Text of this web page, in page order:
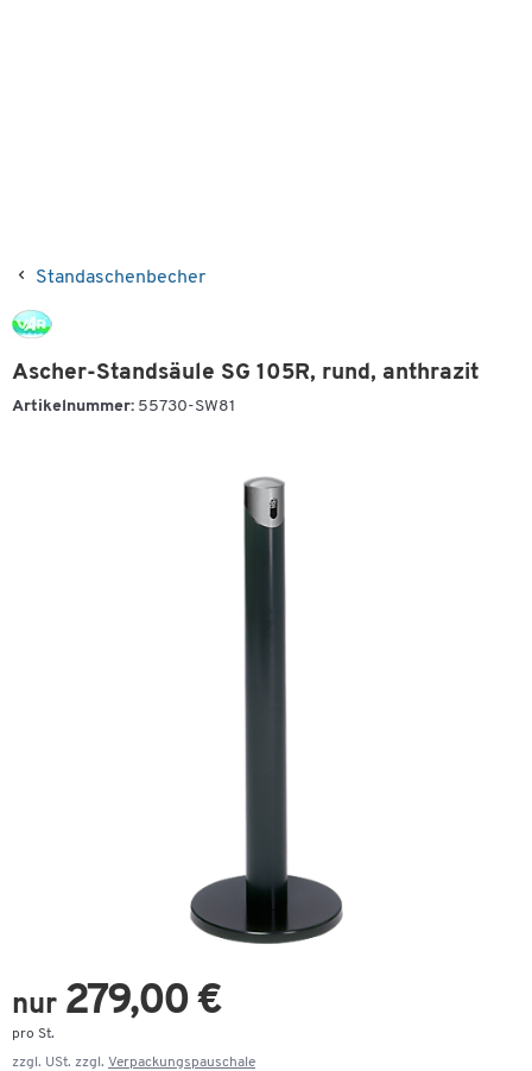
Standaschenbecher
Ascher-Standsäule SG 105R, rund, anthrazit
Artikelnummer: 55730-SW81
nur 279,00 €
pro St.
zzgl. USt. zzgl. Verpackungspauschale